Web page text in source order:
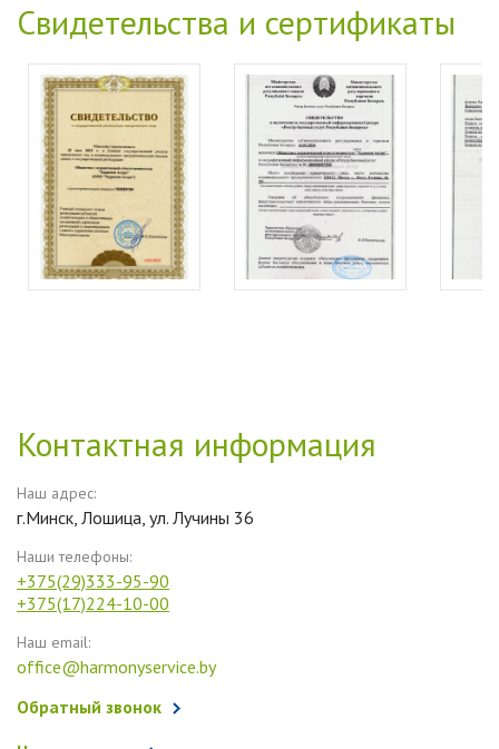
Свидетельства и сертификаты
Контактная информация
Наш адрес:
г.Минск, Лошица, ул. Лучины 36
Наши телефоны:
+375(29)333-95-90
+375(17)224-10-00
Наш email:
office@harmonyservice.by
Обратный звонок